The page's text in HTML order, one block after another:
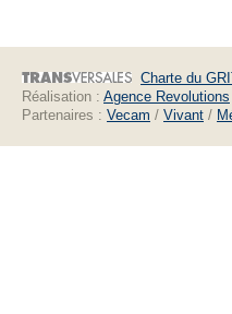
Charte du
Réalisation : Agence Revolutions
Partenaires : Vecam / Vivant /